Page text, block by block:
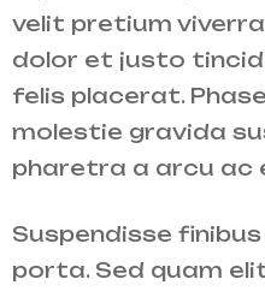
velit pretium
dolor et justo
felis placerat.
molestie gravida
pharetra a arcu ac
Suspendisse
porta. Sed quam